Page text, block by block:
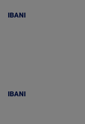
IBANI
IBANI